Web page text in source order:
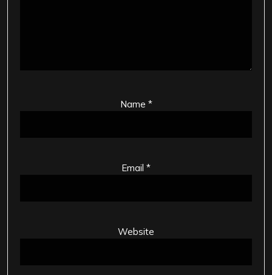
Name *
Email *
Website